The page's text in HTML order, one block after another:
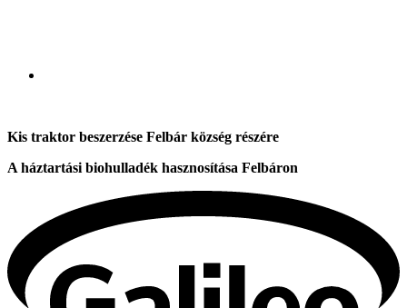
Kis traktor beszerzése Felbár község részére
A háztartási biohulladék hasznosítása Felbáron